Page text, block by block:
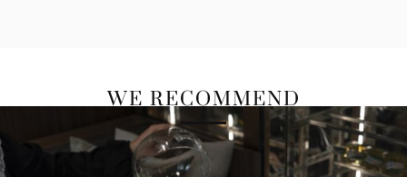
WE RECOMMEND